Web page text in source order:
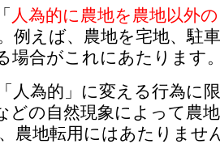
人為的に農地を農地以外
例えば、農地を宅地、駐
場合がこれにあたります
人為的」に変える行為に
どの自然現象によって農
農地転用にはあたりませ